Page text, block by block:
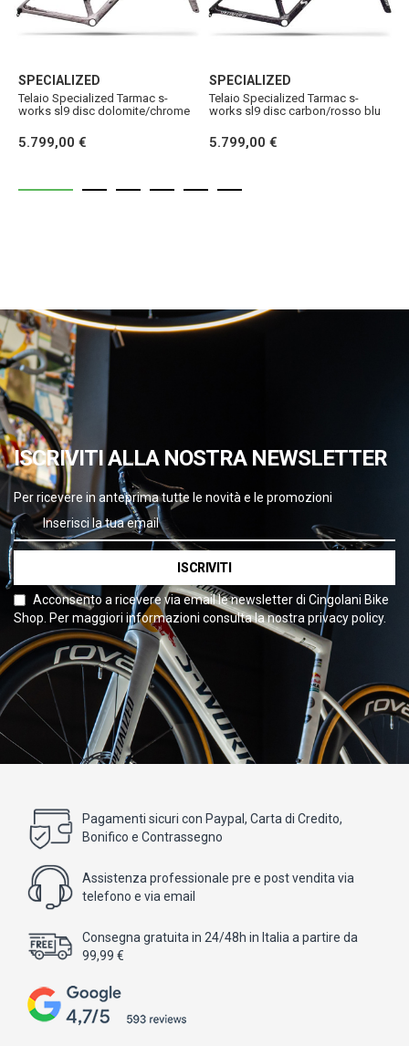
SPECIALIZED
Telaio Specialized Tarmac s-
works sl9 disc dolomite/chrome
5.799,00 €
SPECIALIZED
Telaio Specialized Tarmac s-
works sl9 disc carbon/rosso blu
5.799,00 €
ISCRIVITI ALLA NOSTRA NEWSLETTER
Per ricevere in anteprima tutte le novità e le promozioni
ISCRIVITI
Acconsento a ricevere via email le newsletter di Cingolani Bike
Shop. Per maggiori informazioni consulta la nostra privacy policy.
Pagamenti sicuri con Paypal, Carta di Credito,
Bonifico e Contrassegno
Assistenza professionale pre e post vendita via
telefono e via email
Consegna gratuita in 24/48h in Italia a partire da
99,99 €